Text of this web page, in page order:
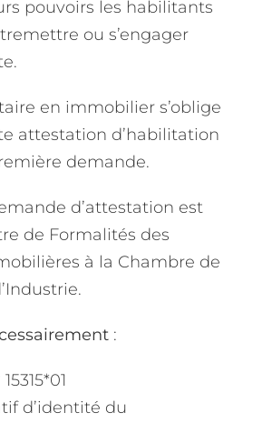
pouvoirs les habilitants
ou s’engager
en immobilier s’oblige
attestation d’habilitation
demande.
d’attestation est
de Formalités des
à la Chambre de
:
d’identité du